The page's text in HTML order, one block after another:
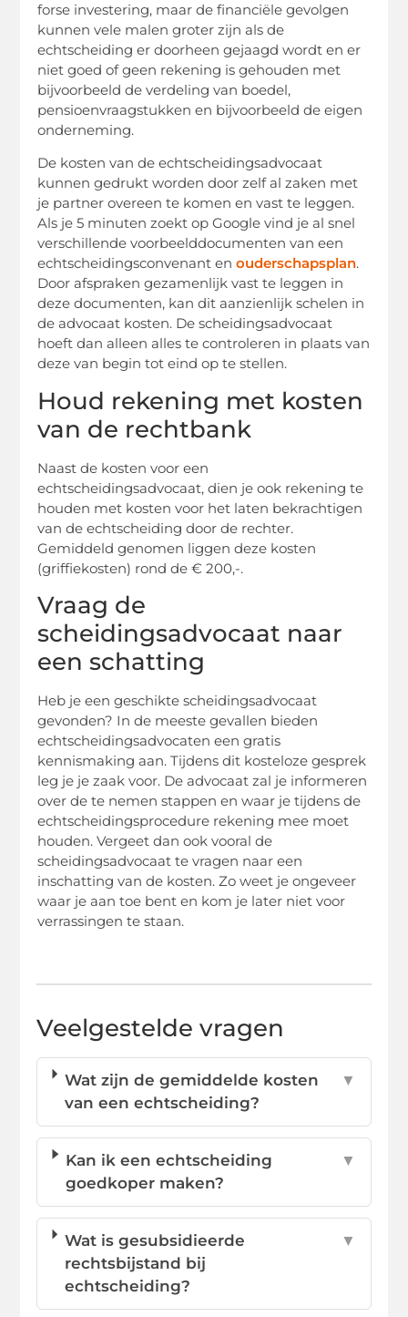
forse investering, maar de financiële gevolgen
kunnen vele malen groter zijn als de
echtscheiding er doorheen gejaagd wordt en er
niet goed of geen rekening is gehouden met
bijvoorbeeld de verdeling van boedel,
pensioenvraagstukken en bijvoorbeeld de eigen
onderneming.
De kosten van de echtscheidingsadvocaat
kunnen gedrukt worden door zelf al zaken met
je partner overeen te komen en vast te leggen.
Als je 5 minuten zoekt op Google vind je al snel
verschillende voorbeelddocumenten van een
echtscheidingsconvenant enouderschapsplan.
Door afspraken gezamenlijk vast te leggen in
deze documenten, kan dit aanzienlijk schelen in
de advocaat kosten. De scheidingsadvocaat
hoeft dan alleen alles te controleren in plaats van
deze van begin tot eind op te stellen.
Houd rekening met kosten
van de rechtbank
Naast de kosten voor een
echtscheidingsadvocaat, dien je ook rekening te
houden met kosten voor het laten bekrachtigen
van de echtscheiding door de rechter.
Gemiddeld genomen liggen deze kosten
(griffiekosten) rond de € 200,-.
Vraag de
scheidingsadvocaat naar
een schatting
Heb je een geschikte scheidingsadvocaat
gevonden? In de meeste gevallen bieden
echtscheidingsadvocaten een gratis
kennismaking aan. Tijdens dit kosteloze gesprek
leg je je zaak voor. De advocaat zal je informeren
over de te nemen stappen en waar je tijdens de
echtscheidingsprocedure rekening mee moet
houden. Vergeet dan ook vooral de
scheidingsadvocaat te vragen naar een
inschatting van de kosten. Zo weet je ongeveer
waar je aan toe bent en kom je later niet voor
verrassingen te staan.
Veelgestelde vragen
Wat zijn de gemiddelde kosten
van een echtscheiding?
▼
Kan ik een echtscheiding
goedkoper maken?
▼
Wat is gesubsidieerde
rechtsbijstand bij
echtscheiding?
▼